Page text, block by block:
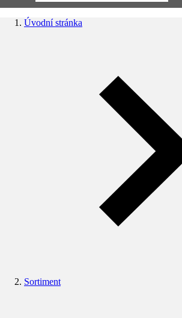
Úvodní stránka
Sortiment